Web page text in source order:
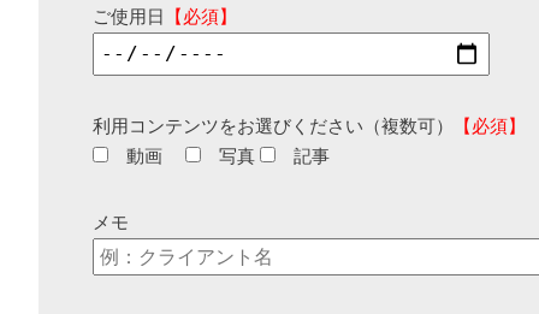
ご使用日 【必須】
利用コンテンツをお選びください（複数可）
【必須】
動画
写真 記事
メモ